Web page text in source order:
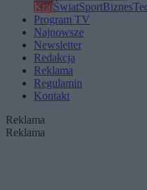
KrajŚwiatSportBiznes
Program TV
Najnowsze
Newsletter
Redakcja
Reklama
Regulamin
Kontakt
Reklama
Reklama